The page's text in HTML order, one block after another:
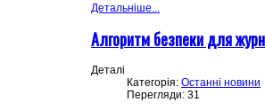
Детальніше...
Алгоритм безпеки для
Деталі
Категорія: Останні новини
Перегляди: 31